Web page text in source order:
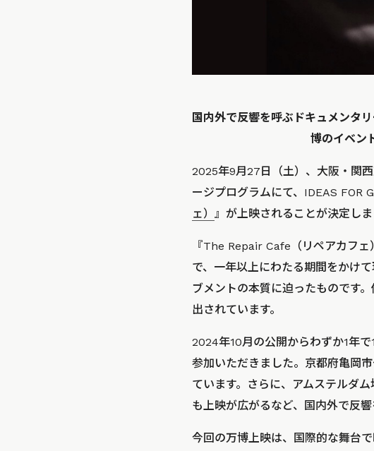
国内外で反響を呼ぶドキュメンタ
博のイベン
2025年9月27日（土）、大阪・関
ージプログラムにて、IDEAS FOR
ェ）
』が上映されることが決定し
『The Repair Cafe（リペアカフ
で、一年以上にわたる期間をかけ
ブメントの本質に迫ったものです
出されています。
2024年10月の公開からわずか1年
参加いただきました。京都府亀岡
ています。さらに、アムステルダ
も上映が広がるなど、国内外で反響
今回の万博上映は、国際的な舞台